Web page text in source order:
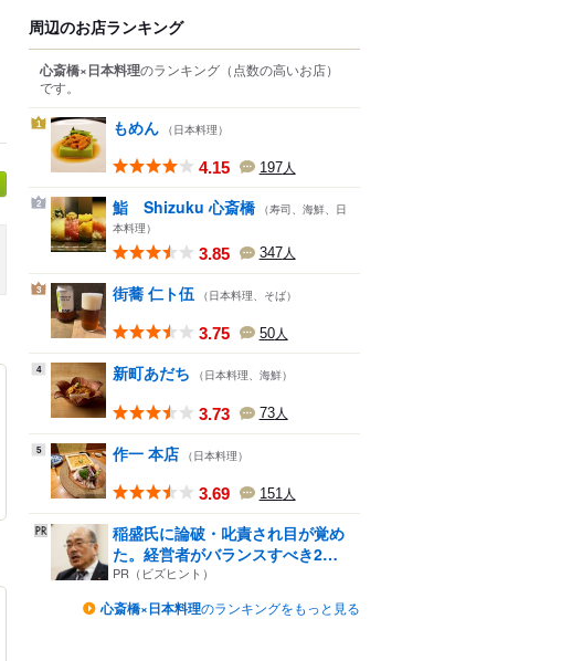
周辺のお店ランキング
心斎橋×日本料理のランキング （点数の高いお店）
です。
1 もめん （日本料理）
4.15 197人
2 鮨 Shizuku 心斎橋 （寿司、海鮮、日
本料理）
3.85 347人
3 街蕎 仁ト伍 （日本料理、そば）
3.75 50人
4 新町あだち （日本料理、海鮮）
3.73 73人
5 作一 本店 （日本料理）
3.69 151 人
稲盛氏に論破・叱責され目が覚め
た。経営者がバランスすべき2
つ...
PR（ビズヒント）
心斎橋×日本料理のランキングをもっと見る